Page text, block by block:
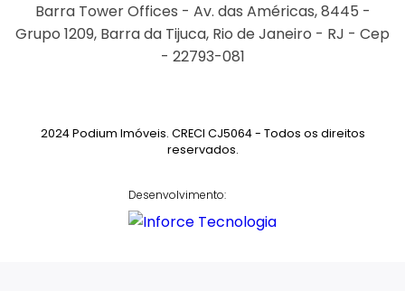
Barra Tower Offices - Av. das Américas, 8445 -
Grupo 1209, Barra da Tijuca, Rio de Janeiro - RJ - Cep
- 22793-081
2024 Podium Imóveis. CRECI CJ5064 - Todos os direitos
reservados.
Desenvolvimento: